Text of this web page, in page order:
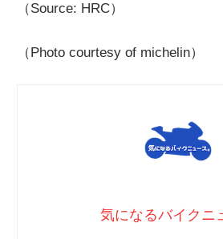
（Source: HRC）
（Photo courtesy of michelin）
気になるバイクニ